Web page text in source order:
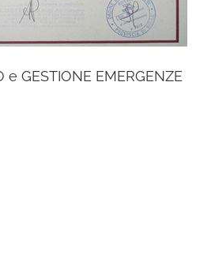
e GESTIONE EMERGENZE